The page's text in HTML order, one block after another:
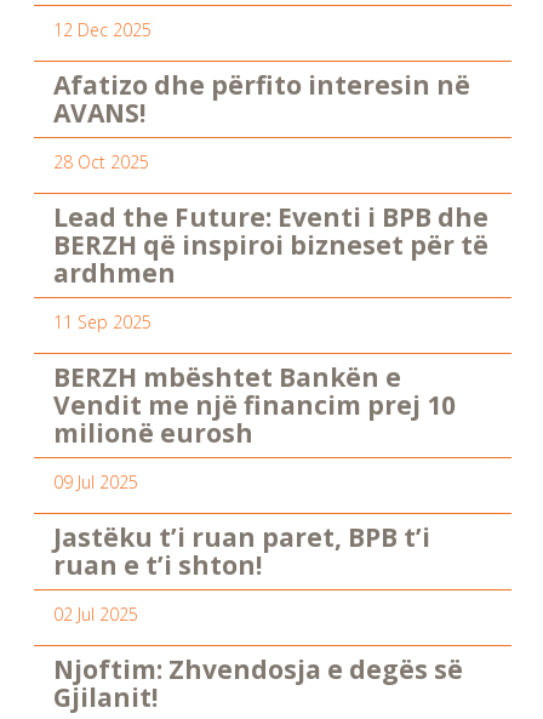
12 Dec 2025
Afatizo dhe përfito interesin në
AVANS!
28 Oct 2025
Lead the Future: Eventi i BPB dhe
BERZH që inspiroi bizneset për të
ardhmen
11 Sep 2025
BERZH mbështet Bankën e
Vendit me një financim prej 10
milionë eurosh
09 Jul 2025
Jastëku t’i ruan paret, BPB t’i
ruan e t’i shton!
02 Jul 2025
Njoftim: Zhvendosja e degës së
Gjilanit!